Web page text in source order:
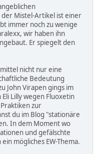
Mistel-Artikel ist einer
immer noch zu wenige
wir haben ihn
Er spiegelt den
nicht nur eine
Bedeutung
John Virapen gings im
Lilly wegen Fluoxetin
zur
du im Blog "stationäre
In dem Moment wo
und gefälschte
mögliches EW-Thema.